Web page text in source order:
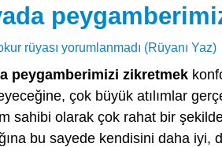
rüyası yorumlanmadı (Rüyanı Yaz)
peygamberimizi zikretmek
çok büyük atılımlar
sahibi olarak çok rahat bir
bu sayede kendisini daha iyi,